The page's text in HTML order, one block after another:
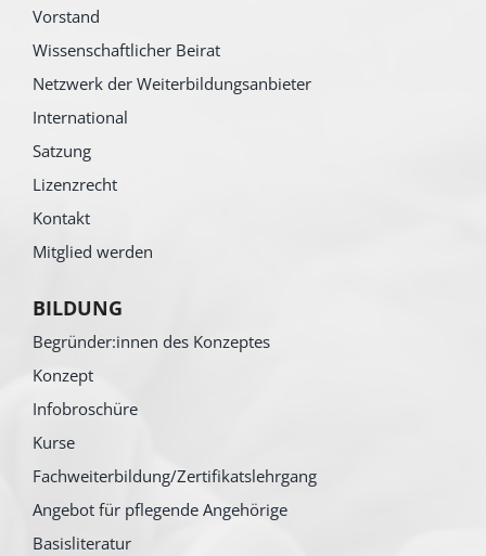
Vorstand
Wissenschaftlicher Beirat
Netzwerk der Weiterbildungsanbieter
International
Satzung
Lizenzrecht
Kontakt
Mitglied werden
BILDUNG
Begründer:innen des Konzeptes
Konzept
Infobroschüre
Kurse
Fachweiterbildung/Zertifikatslehrgang
Angebot für pflegende Angehörige
Basisliteratur